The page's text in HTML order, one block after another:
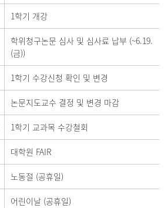
1학기 개강
학위청구논문 심사 및 심사료 납부 (~6.19.
(금))
1학기 수강신청 확인 및 변경
논문지도교수 결정 및 변경 마감
1학기 교과목 수강철회
대학원 FAIR
노동절 (공휴일)
어린이날 (공휴일)